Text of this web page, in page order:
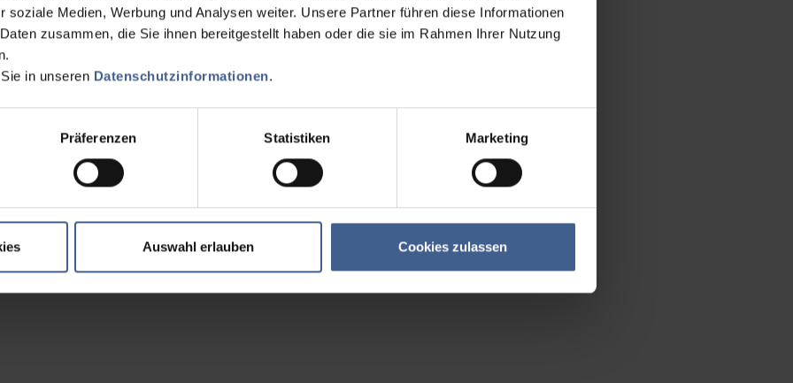
soziale Medien, Werbung und Analysen weiter. Unsere Partner führen diese Informationen
zusammen, die Sie ihnen bereitgestellt haben oder die sie im Rahmen Ihrer Nutzung
in unseren Datenschutzinformationen.
Präferenzen Statistiken Marketing
Auswahl erlauben Cookies zulassen